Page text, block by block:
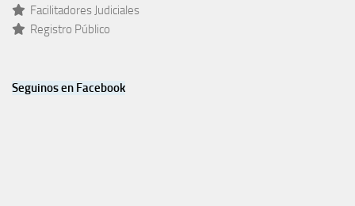
Facilitadores Judiciales
Registro Público
Seguinos en Facebook